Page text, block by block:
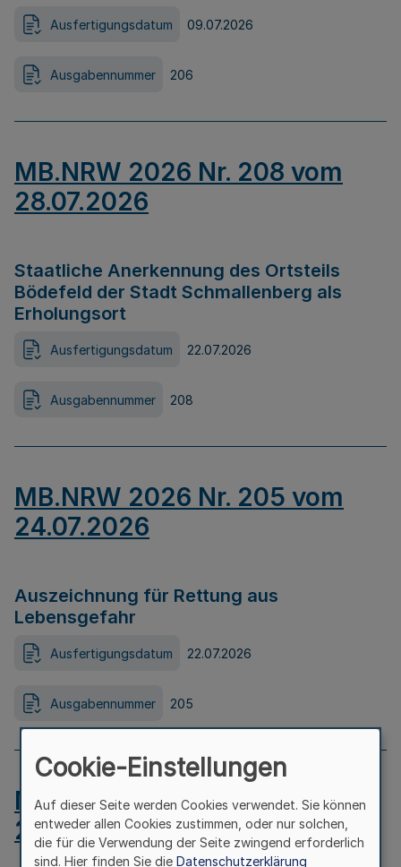
Ausfertigungsdatum 09.07.2026
Ausgabennummer 206
MB.NRW 2026 Nr. 208 vom
28.07.2026
Staatliche Anerkennung des Ortsteils
Bödefeld der Stadt Schmallenberg als
Erholungsort
Ausfertigungsdatum 22.07.2026
Ausgabennummer 208
MB.NRW 2026 Nr. 205 vom
24.07.2026
Auszeichnung für Rettung aus
Lebensgefahr
Ausfertigungsdatum 22.07.2026
Ausgabennummer 205
MB.NRW 2026 Nr. 204 vom
24.07.2026
Cookie-Einstellungen
Auf dieser Seite werden Cookies verwendet. Sie können
entweder allen Cookies zustimmen, oder nur solchen,
die für die Verwendung der Seite zwingend erforderlich
sind. Hier finden Sie die Datenschutzerklärung